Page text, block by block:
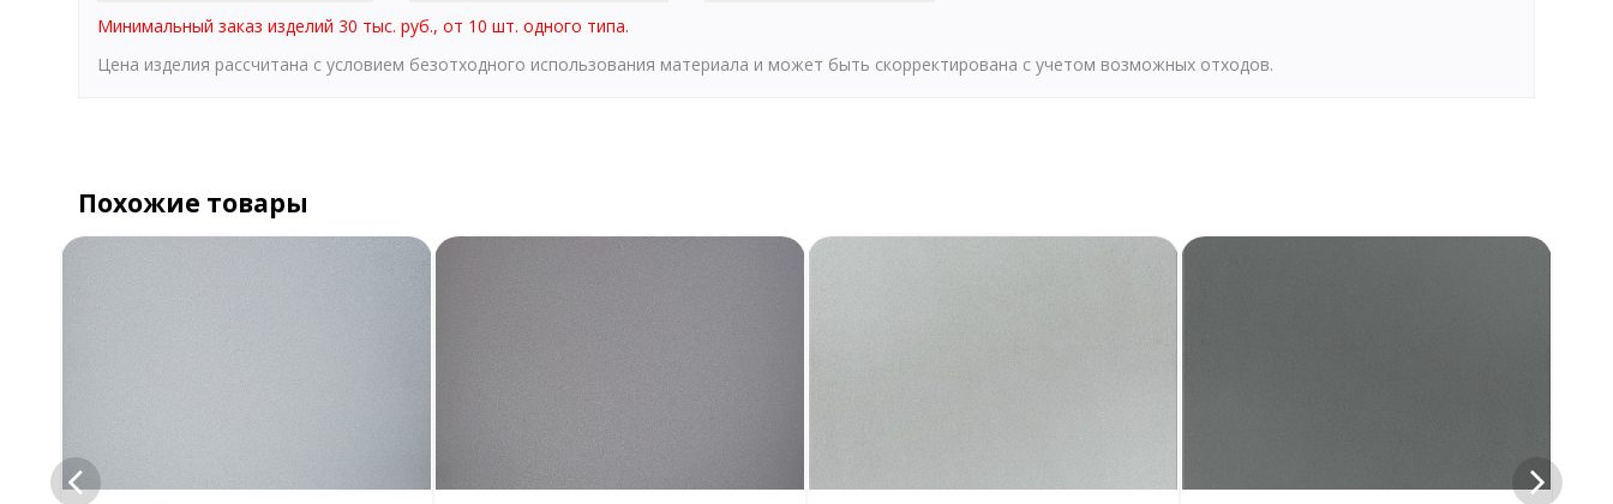
Минимальный заказ изделий 30 тыс. руб., от 10 шт. одного типа.
Цена изделия рассчитана с условием безотходного использования материала и может быть скорректирована с учетом возможных отходов.
Похожие товары